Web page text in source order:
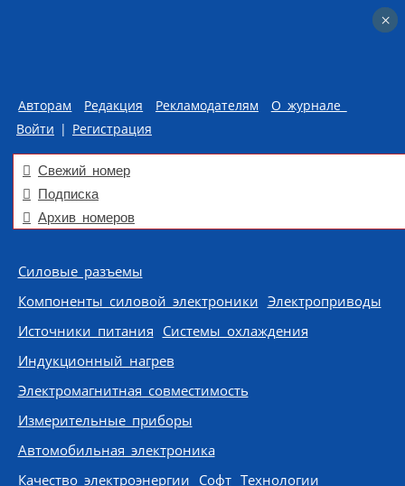
Авторам Редакция Рекламодателям
О журнале
Войти | Регистрация
Свежий номер
Подписка
Архив номеров
Skip to content
Силовые разъемы
Компоненты силовой электроники Электроприводы
Источники питания Системы охлаждения
Индукционный нагрев
Электромагнитная совместимость
Измерительные приборы
Автомобильная электроника
Качество электроэнергии Софт Технологии
×
×